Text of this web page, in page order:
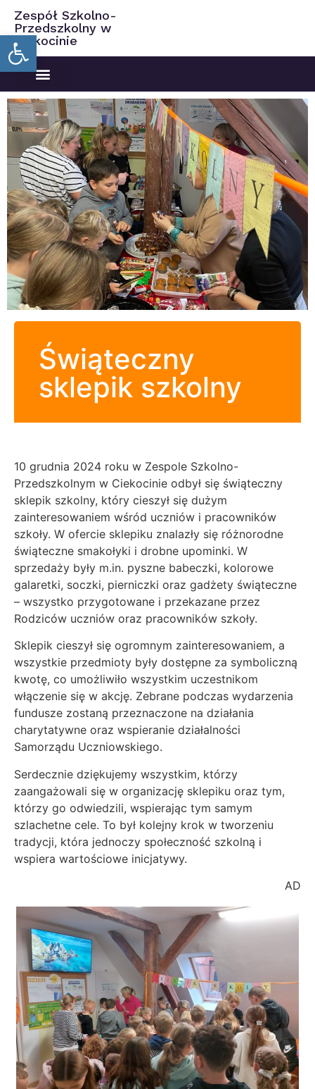
Open toolbar
Zespół Szkolno-
Przedszkolny w
Ciekocinie
Świąteczny
sklepik szkolny
10 grudnia 2024 roku w Zespole Szkolno-
Przedszkolnym w Ciekocinie odbył się świąteczny
sklepik szkolny, który cieszył się dużym
zainteresowaniem wśród uczniów i pracowników
szkoły. W ofercie sklepiku znalazły się różnorodne
świąteczne smakołyki i drobne upominki. W
sprzedaży były m.in. pyszne babeczki, kolorowe
galaretki, soczki, pierniczki oraz gadżety świąteczne
– wszystko przygotowane i przekazane przez
Rodziców uczniów oraz pracowników szkoły.
Sklepik cieszył się ogromnym zainteresowaniem, a
wszystkie przedmioty były dostępne za symboliczną
kwotę, co umożliwiło wszystkim uczestnikom
włączenie się w akcję. Zebrane podczas wydarzenia
fundusze zostaną przeznaczone na działania
charytatywne oraz wspieranie działalności
Samorządu Uczniowskiego.
Serdecznie dziękujemy wszystkim, którzy
zaangażowali się w organizację sklepiku oraz tym,
którzy go odwiedzili, wspierając tym samym
szlachetne cele. To był kolejny krok w tworzeniu
tradycji, która jednoczy społeczność szkolną i
wspiera wartościowe inicjatywy.
AD